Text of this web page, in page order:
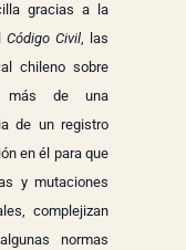
gracias a la
Código Civil, las
chileno sobre
más de una
de un registro
en él para que
y mutaciones
complejizan
normas